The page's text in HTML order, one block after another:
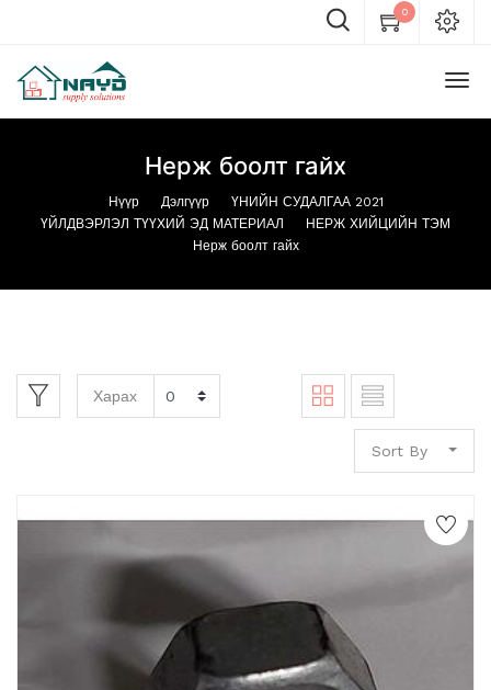
0
Нерж боолт гайх
Нүүр Дэлгүүр
ҮНИЙН СУДАЛГАА 2021
ҮЙЛДВЭРЛЭЛ ТҮҮХИЙ ЭД МАТЕРИАЛ
НЕРЖ ХИЙЦИЙН ТЭМ
Нерж боолт гайх
Харах
Sort By